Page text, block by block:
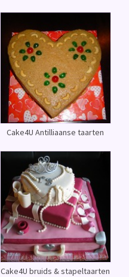
Cake4U Antilliaanse taarten
Cake4U bruids & stapeltaarten